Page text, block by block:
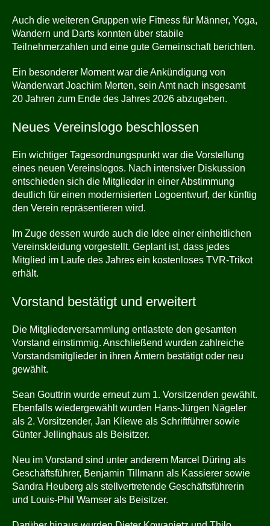
Auch die weiteren Gruppen wie Fitness für Männer, Yoga,
Wandern und Darts konnten über stabile
Teilnehmerzahlen und eine gute Gemeinschaft berichten.
Ein besonderer Moment war die Ankündigung von
Wanderwart Joachim Merten, sein Amt nach insgesamt
20 Jahren zum Ende des Jahres 2026 abzugeben.
Neues Vereinslogo beschlossen
Ein wichtiger Tagesordnungspunkt war die Vorstellung
eines neuen Vereinslogos. Nach intensiver Diskussion
entschieden sich die Mitglieder in einer Abstimmung
deutlich für einen modernisierten Logoentwurf, der künftig
den Verein repräsentieren wird.
Im Zuge dessen wurde auch die Idee einer einheitlichen
Vereinskleidung vorgestellt. Geplant ist, dass jedes
Mitglied im Laufe des Jahres ein kostenloses TVR-Trikot
erhält.
Vorstand bestätigt und erweitert
Die Mitgliederversammlung entlastete den gesamten
Vorstand einstimmig. Anschließend wurden zahlreiche
Vorstandsmitglieder in ihren Ämtern bestätigt oder neu
gewählt.
Sean Gouttrin wurde erneut zum 1. Vorsitzenden gewählt.
Ebenfalls wiedergewählt wurden Hans-Jürgen Nägeler
als 2. Vorsitzender, Jan Kliewe als Schriftführer sowie
Günter Jellinghaus als Beisitzer.
Neu im Vorstand sind unter anderem Marcel Düring als
Geschäftsführer, Benjamin Tillmann als Kassierer sowie
Sandra Heuberg als stellvertretende Geschäftsführerin
und Louis-Phil Wamser als Beisitzer.